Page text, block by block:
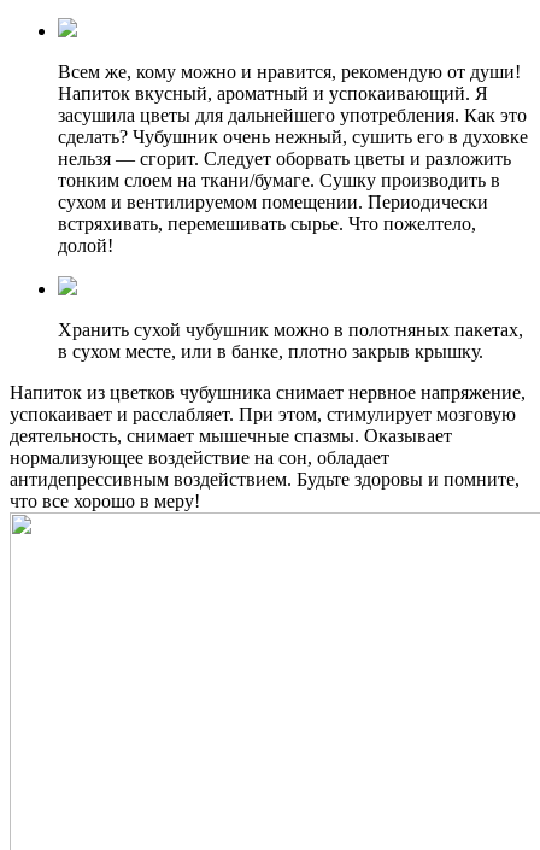
Всем же, кому можно и нравится, рекомендую от души!
Напиток вкусный, ароматный и успокаивающий. Я
засушила цветы для дальнейшего употребления. Как это
сделать? Чубушник очень нежный, сушить его в духовке
нельзя — сгорит. Следует оборвать цветы и разложить
тонким слоем на ткани/бумаге. Сушку производить в
сухом и вентилируемом помещении. Периодически
встряхивать, перемешивать сырье. Что пожелтело,
долой!
Хранить сухой чубушник можно в полотняных пакетах,
в сухом месте, или в банке, плотно закрыв крышку.
Напиток из цветков чубушника снимает нервное напряжение,
успокаивает и расслабляет. При этом, стимулирует мозговую
деятельность, снимает мышечные спазмы. Оказывает
нормализующее воздействие на сон, обладает
антидепрессивным воздействием. Будьте здоровы и помните,
что все хорошо в меру!